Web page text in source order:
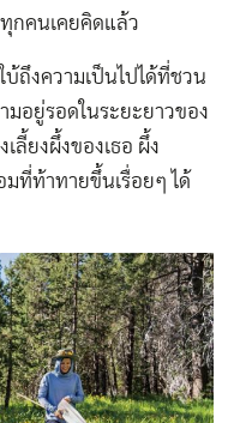
กคนเคยคิดแล้ว
ถึงความเป็นไปได้ที่ชวน
มอยู่รอดในระยะยาวของ
ลี้ยงผึ้งของเธอ ผึ้ง
ที่ท้าทายขึ้นเรื่อยๆ ได้